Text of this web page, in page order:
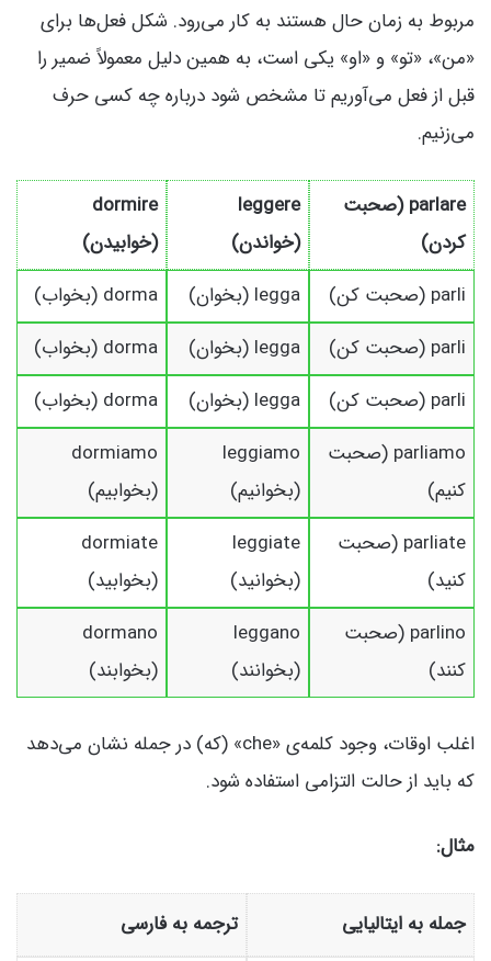
مربوط به زمان حال هستند به کار می‌رود. شکل فعل‌ها برای
«من»، «تو» و «او» یکی است، به همین دلیل معمولاً ضمیر را
قبل از فعل می‌آوریم تا مشخص شود درباره چه کسی حرف
می‌زنیم.
parlare (صحبت
کردن)
leggere
(خواندن)
dormire
(خوابیدن)
parli (صحبت کن)
legga (بخوان)
dorma (بخواب)
parli (صحبت کن)
legga (بخوان)
dorma (بخواب)
parli (صحبت کن)
legga (بخوان)
dorma (بخواب)
parliamo (صحبت
کنیم)
leggiamo
(بخوانیم)
dormiamo
(بخوابیم)
parliate (صحبت
کنید)
leggiate
(بخوانید)
dormiate
(بخوابید)
parlino (صحبت
کنند)
leggano
(بخوانند)
dormano
(بخوابند)
اغلب اوقات، وجود کلمه‌ی «che» (که) در جمله نشان می‌دهد
که باید از حالت التزامی استفاده شود.
مثال:
جمله به ایتالیایی ترجمه به فارسی